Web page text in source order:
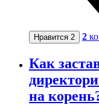
Нравится 2 2
Как
на